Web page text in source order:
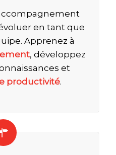
en tant que
Apprenez à
, développez
et
productivité.